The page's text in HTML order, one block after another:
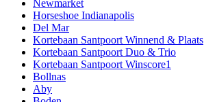
Newmarket
Horseshoe Indianapolis
Del Mar
Kortebaan Santpoort Winnend & Plaats
Kortebaan Santpoort Duo & Trio
Kortebaan Santpoort Winscore1
Bollnas
Aby